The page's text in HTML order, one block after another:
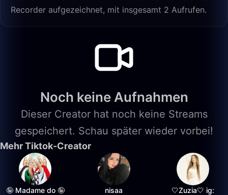
Recorder aufgezeichnet, mit insgesamt 2 Aufrufen.
Noch keine Aufnahmen
Dieser Creator hat noch keine Streams
gespeichert. Schau später wieder vorbei!
Mehr Tiktok-Creator
🤪 Madame do 🤪 nisaa
🤍Zuzia🤍 ig: